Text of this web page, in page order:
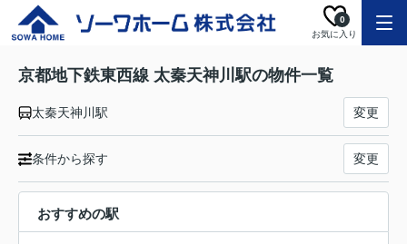
お気に入り
0
京都地下鉄東西線 太秦天神川駅の物件一覧
太秦天神川駅 変更
条件から探す 変更
おすすめの駅